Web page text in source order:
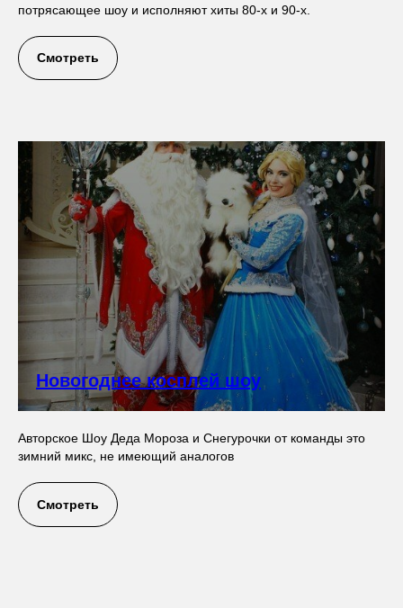
потрясающее шоу и исполняют хиты 80-х и 90-х.
Смотреть
Новогоднее косплей шоу
Авторское Шоу Деда Мороза и Снегурочки от команды это
зимний микс, не имеющий аналогов
Смотреть